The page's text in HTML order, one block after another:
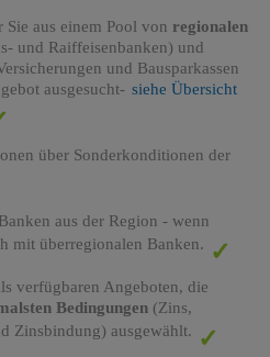
Sie aus einem Pool von regionalen
und Raiffeisenbanken) und
und Bausparkassen
ausgesucht- siehe Übersicht
über Sonderkonditionen der
aus der Region - wenn
mit überregionalen Banken.
verfügbaren Angeboten, die
Bedingungen(Zins,
Zinsbindung) ausgewählt.